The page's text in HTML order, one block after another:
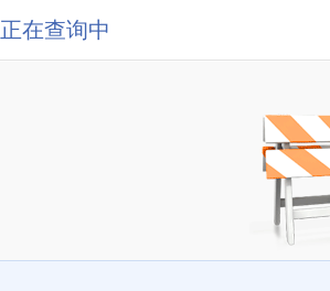
正在查询中